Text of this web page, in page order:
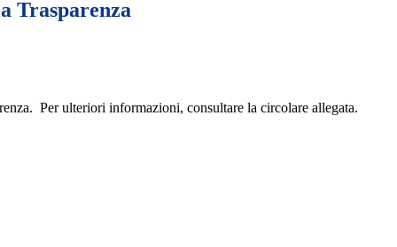
Trasparenza
Per ulteriori informazioni, consultare la circolare allegata.